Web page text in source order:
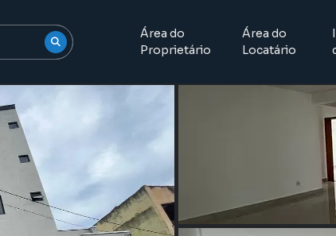
Área do
Proprietário
Área do
Locatário